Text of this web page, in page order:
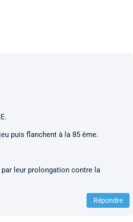
puis flanchent à la 85 ème.
leur prolongation contre la
Répondre